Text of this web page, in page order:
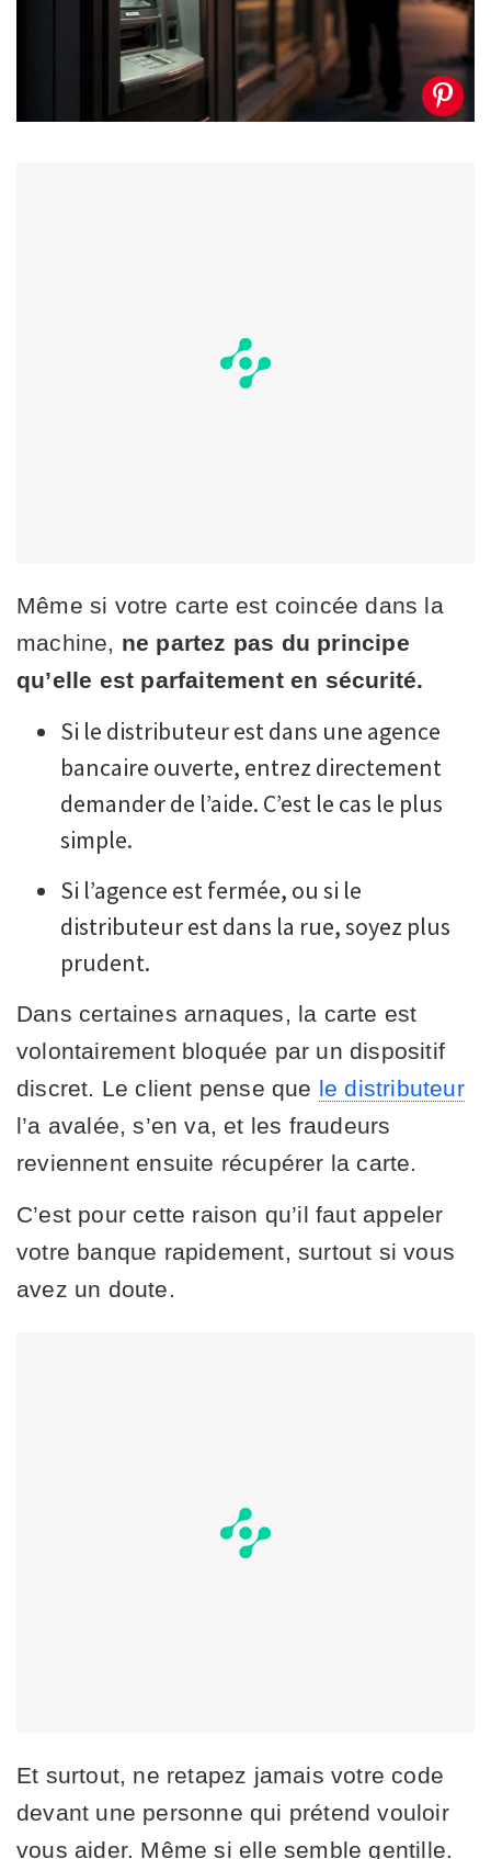
Même si votre carte est coincée dans la
machine, ne partez pas du principe
qu’elle est parfaitement en sécurité.
Si le distributeur est dans une agence
bancaire ouverte, entrez directement
demander de l’aide. C’est le cas le plus
simple.
Si l’agence est fermée, ou si le
distributeur est dans la rue, soyez plus
prudent.
Dans certaines arnaques, la carte est
volontairement bloquée par un dispositif
discret. Le client pense que le distributeur
l’a avalée, s’en va, et les fraudeurs
reviennent ensuite récupérer la carte.
C’est pour cette raison qu’il faut appeler
votre banque rapidement, surtout si vous
avez un doute.
Et surtout, ne retapez jamais votre code
devant une personne qui prétend vouloir
vous aider. Même si elle semble gentille.